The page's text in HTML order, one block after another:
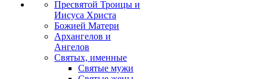
Пресвятой Троицы и
Иисуса Христа
Божией Матери
Архангелов и
Ангелов
Святых, именные
Святые мужи